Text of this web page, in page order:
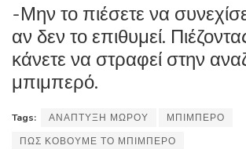
-Μην το πιέσετε να
αν δεν το επιθυμεί.
κάνετε να στραφεί στην
μπιμπερό.
Tags: ΑΝΑΠΤΥΞΗ ΜΩΡΟΥ
ΜΠΙΜΠΕΡΟ
ΠΩΣ ΚΟΒΟΥΜΕ ΤΟ ΜΠΙΜΠΕΡΟ